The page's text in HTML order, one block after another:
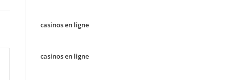
casinos en ligne
casinos en ligne